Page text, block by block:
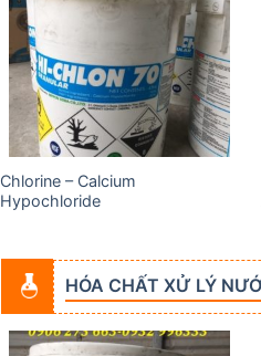
Add to
wishlist
Chlorine – Calcium
Hypochloride
HÓA CHẤT XỬ LÝ